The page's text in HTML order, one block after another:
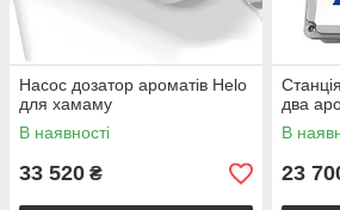
Насос дозатор ароматів Helo
для хамаму
В наявності
33 520 ₴
два
В
23